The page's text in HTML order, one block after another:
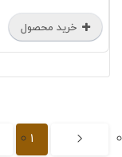
خرید محصول
1